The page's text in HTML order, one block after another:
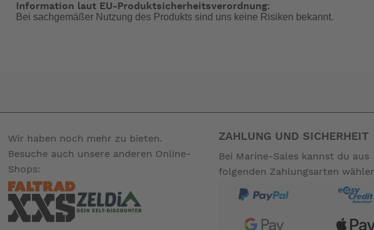
Information laut EU-Produktsicherheitsverordnung:
Bei sachgemäßer Nutzung des Produkts sind uns keine Risiken bekannt.
Wir haben noch mehr zu bieten.
Besuche auch unsere anderen Online-
Shops:
ZAHLUNG UND SICHERHEIT
Bei Marine-Sales kannst du aus
folgenden Zahlungsarten